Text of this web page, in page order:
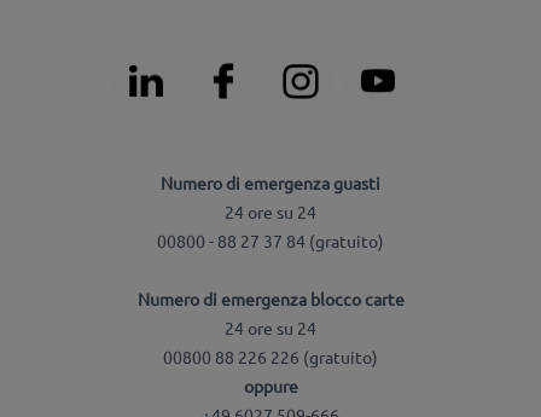
Numero di emergenza guasti
24 ore su 24
00800 - 88 27 37 84 (gratuito)
Numero di emergenza blocco carte
24 ore su 24
00800 88 226 226 (gratuito)
oppure